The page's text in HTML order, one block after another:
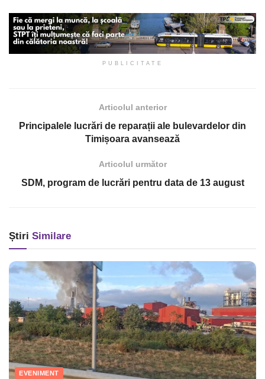
PUBLICITATE
Articolul anterior
Principalele lucrări de reparații ale bulevardelor din
Timișoara avansează
Articolul următor
SDM, program de lucrări pentru data de 13 august
Știri Similare
EVENIMENT